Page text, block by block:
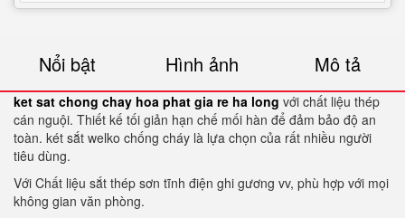
Nổi bật Hình ảnh Mô tả
ket sat chong chay hoa phat gia re ha long với chất liệu thép
cán nguội. Thiết kế tối giản hạn chế mối hàn để đảm bảo độ an
toàn. két sắt welko chống cháy là lựa chọn của rất nhiều người
tiêu dùng.
Với Chất liệu sắt thép sơn tĩnh điện ghi gương vv, phù hợp với mọi
không gian văn phòng.